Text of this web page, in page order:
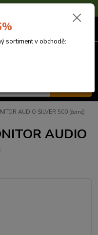
s kódem SLEVA6
AUDIO SILVER 500 (černé)
AUDIO
sortiment v obchodě: